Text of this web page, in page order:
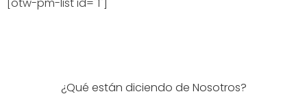
¿Qué están diciendo de Nosotros?